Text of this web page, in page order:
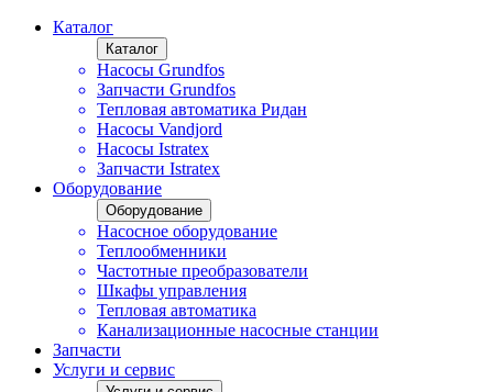
Каталог
Каталог
Насосы Grundfos
Запчасти Grundfos
Тепловая автоматика Ридан
Насосы Vandjord
Насосы Istratex
Запчасти Istratex
Оборудование
Оборудование
Насосное оборудование
Теплообменники
Частотные преобразователи
Шкафы управления
Тепловая автоматика
Канализационные насосные станции
Запчасти
Услуги и сервис